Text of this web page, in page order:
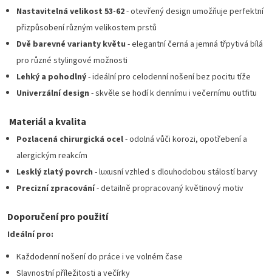
Nastavitelná velikost 53-62- otevřený design umožňuje perfektní
přizpůsobení různým velikostem prstů
Dvě barevné varianty květu - elegantní černá a jemná třpytivá bílá
pro různé stylingové možnosti
Lehký a pohodlný- ideální pro celodenní nošení bez pocitu tíže
Univerzální design - skvěle se hodí k dennímu i večernímu outfitu
Materiál a kvalita
Pozlacená chirurgická ocel- odolná vůči korozi, opotřebení a
alergickým reakcím
Lesklý zlatý povrch - luxusní vzhled s dlouhodobou stálostí barvy
Precizní zpracování- detailně propracovaný květinový motiv
Doporučení pro použití
Ideální pro:
Každodenní nošení do práce i ve volném čase
Slavnostní příležitosti a večírky